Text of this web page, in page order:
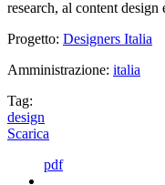
research, al content design
Progetto: Designers Italia
Amministrazione: italia
Tag:
design
Scarica
pdf